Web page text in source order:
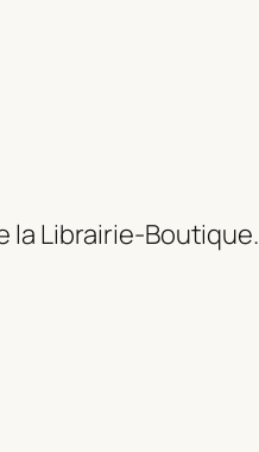
la Librairie-Boutique.